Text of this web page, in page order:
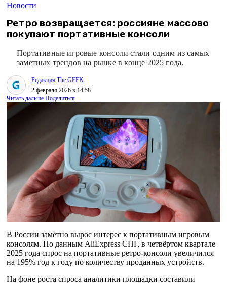
Новости
Ретро возвращается: россияне массово
покупают портативные консоли
Портативные игровые консоли стали одним из самых
заметных трендов на рынке в конце 2025 года.
Редакция The GEEK
2 февраля 2026 в 14:58
Читать дальше Поделиться
В России заметно вырос интерес к портативным игровым
консолям. По данным AliExpress СНГ, в четвёртом квартале
2025 года спрос на портативные ретро-консоли увеличился
на 195% год к году по количеству проданных устройств.
На фоне роста спроса аналитики площадки составили